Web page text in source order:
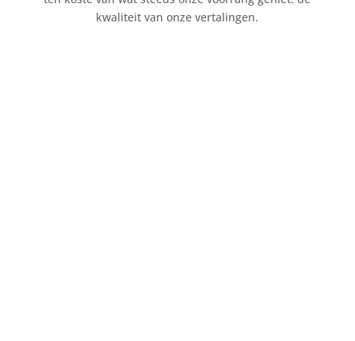
kwaliteit van onze vertalingen.